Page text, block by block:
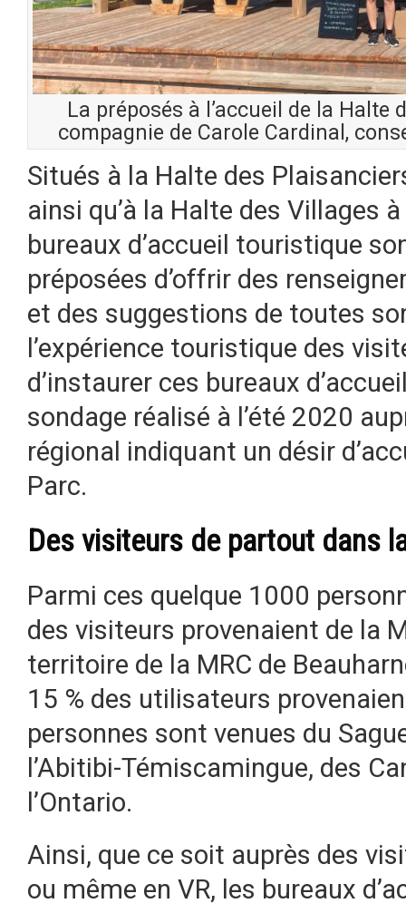
La préposés à l’accueil de la Halte
compagnie de Carole Cardinal,
Situés à la Halte des
ainsi qu’à la Halte des Villages
bureaux d’accueil touristique
préposées d’offrir des
et des suggestions de toutes
l’expérience touristique des
d’instaurer ces bureaux
sondage réalisé à l’été 2020
régional indiquant un désir
Parc.
Des visiteurs de partout dans
Parmi ces quelque 1000
des visiteurs provenaient de la
territoire de la MRC de
15 % des utilisateurs
personnes sont venues du
l’Abitibi-Témiscamingue, des
l’Ontario.
Ainsi, que ce soit auprès des
ou même en VR, les bureaux